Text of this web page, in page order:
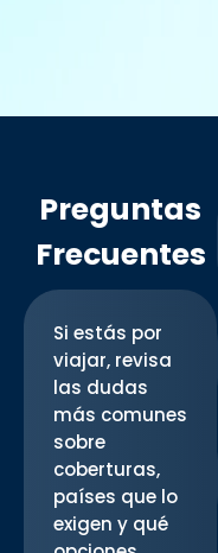
Preguntas
Frecuentes
Si estás por
viajar, revisa
las dudas
más comunes
sobre
coberturas,
países que lo
exigen y qué